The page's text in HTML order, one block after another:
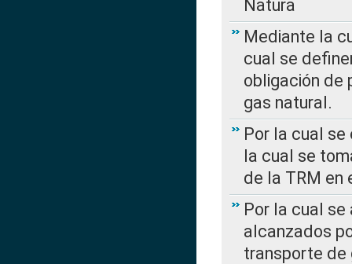
Natura
Mediante la
cual se
obligación de
gas natural.
Por la cual se
la cual se
de la TRM en
Por la cual
alcanzados
transporte de